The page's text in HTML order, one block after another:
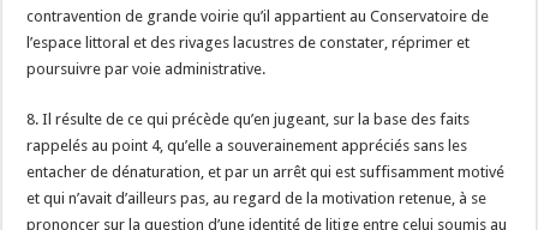
contravention de grande voirie qu’il appartient au Conservatoire de
l’espace littoral et des rivages lacustres de constater, réprimer et
poursuivre par voie administrative.
8. Il résulte de ce qui précède qu’en jugeant, sur la base des faits
rappelés au point 4, qu’elle a souverainement appréciés sans les
entacher de dénaturation, et par un arrêt qui est suffisamment motivé
et qui n’avait d’ailleurs pas, au regard de la motivation retenue, à se
prononcer sur la question d’une identité de litige entre celui soumis au